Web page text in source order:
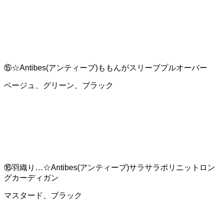
⑮☆Antibes(アンティーブ)ももんがスリーブプルオーバー
ベージュ、グリーン、ブラック
⑯羽織り…☆Antibes(アンティーブ)サラサラポリニットロン
グカーディガン
マスタード、ブラック